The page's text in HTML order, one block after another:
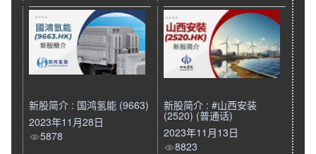
新股简介 : 国鸿氢能 (9663)
2023年11月28日
5878
新股简介 : #山西安装
(2520) (普通话)
2023年11月13日
8823